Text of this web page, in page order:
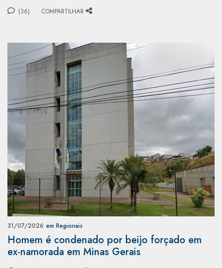
(36) COMPARTILHAR
31/07/2026 em Regionais
Homem é condenado por beijo forçado em
ex-namorada em Minas Gerais